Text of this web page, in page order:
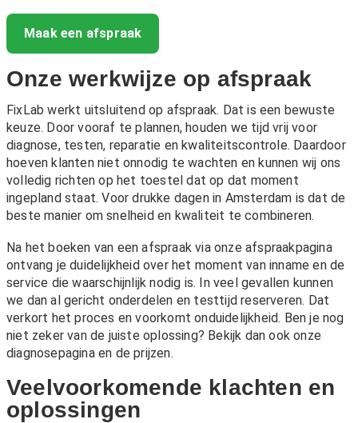
Maak een afspraak
Onze werkwijze op afspraak
FixLab werkt uitsluitend op afspraak. Dat is een bewuste
keuze. Door vooraf te plannen, houden we tijd vrij voor
diagnose, testen, reparatie en kwaliteitscontrole. Daardoor
hoeven klanten niet onnodig te wachten en kunnen wij ons
volledig richten op het toestel dat op dat moment
ingepland staat. Voor drukke dagen in Amsterdam is dat de
beste manier om snelheid en kwaliteit te combineren.
Na het boeken van een afspraak via onze afspraakpagina
ontvang je duidelijkheid over het moment van inname en de
service die waarschijnlijk nodig is. In veel gevallen kunnen
we dan al gericht onderdelen en testtijd reserveren. Dat
verkort het proces en voorkomt onduidelijkheid. Ben je nog
niet zeker van de juiste oplossing? Bekijk dan ook onze
diagnosepaginaen deprijzen.
Veelvoorkomende klachten en
oplossingen